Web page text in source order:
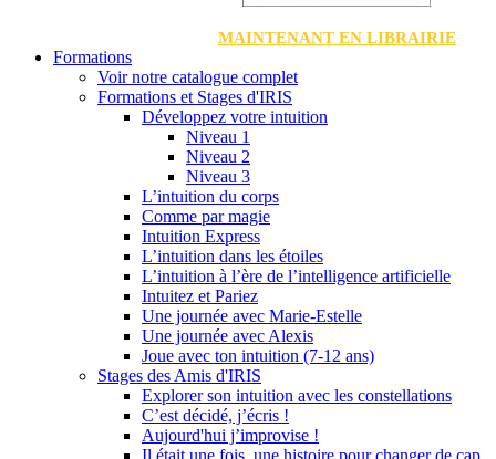
MAINTENANT EN LIBRAIRIE
Formations
Voir notre catalogue complet
Formations et Stages d'IRIS
Développez votre intuition
Niveau 1
Niveau 2
Niveau 3
L’intuition du corps
Comme par magie
Intuition Express
L’intuition dans les étoiles
L’intuition à l’ère de l’intelligence artificielle
Intuitez et Pariez
Une journée avec Marie-Estelle
Une journée avec Alexis
Joue avec ton intuition (7-12 ans)
Stages des Amis d'IRIS
Explorer son intuition avec les constellations
C’est décidé, j’écris !
Aujourd'hui j’improvise !
Il était une fois, une histoire pour changer de cap